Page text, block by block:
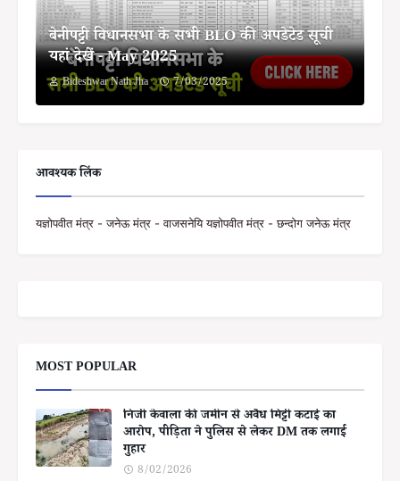
बेनीपट्टी विधानसभा के सभी BLO की अपडेटेड सूची
यहां देखें - May 2025
Bideshwar Nath Jha 7/03/2025
आवश्यक लिंक
यज्ञोपवीत मंत्र - जनेऊ मंत्र - वाजसनेयि यज्ञोपवीत मंत्र - छन्दोग जनेऊ मंत्र
MOST POPULAR
निजी केवाला की जमीन से अवैध मिट्टी कटाई का
आरोप, पीड़िता ने पुलिस से लेकर DM तक लगाई
गुहार
8/02/2026